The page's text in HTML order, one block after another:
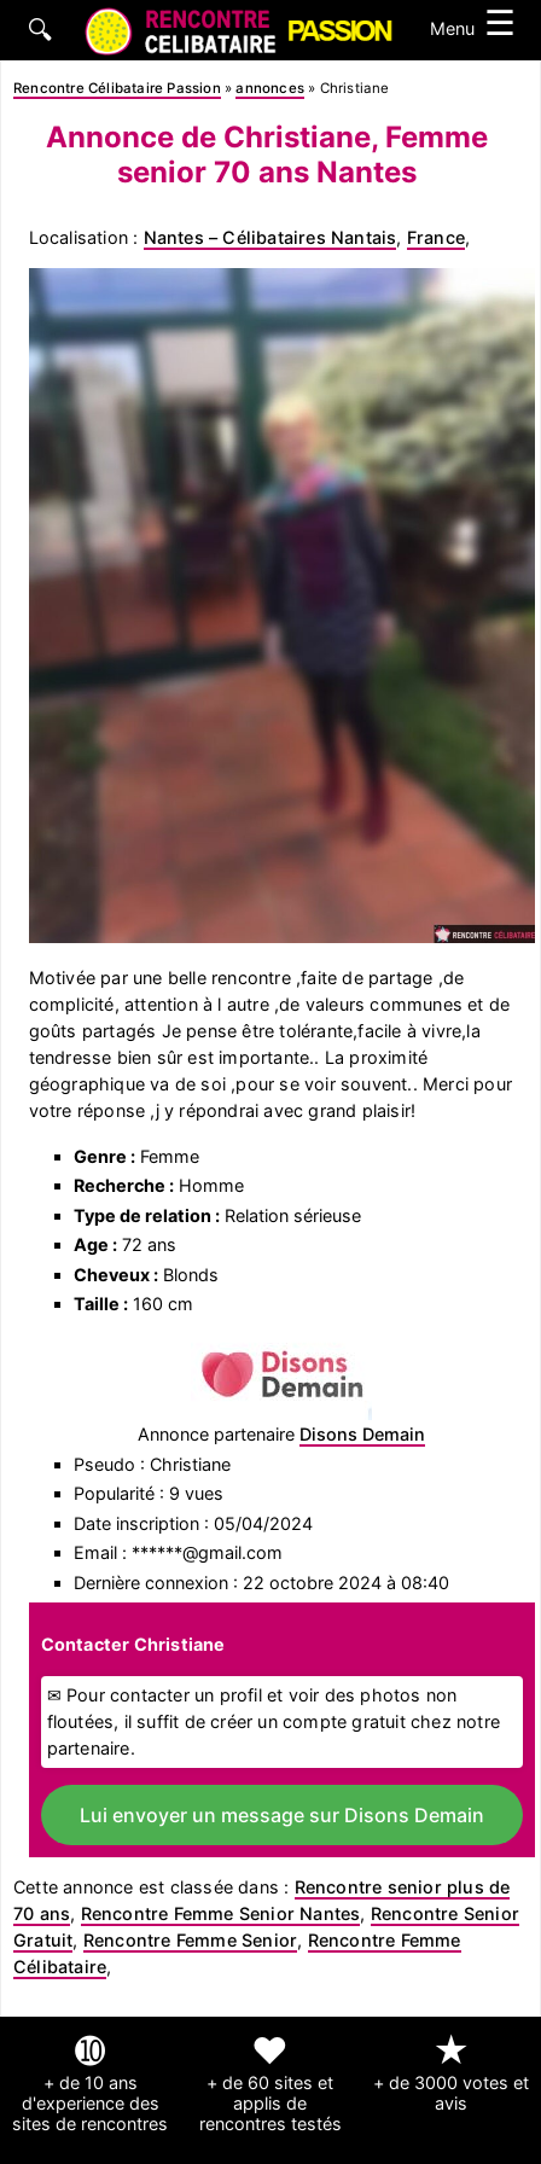
🔍 Menu ☰
Rencontre Célibataire Passion »annonces » Christiane
Annonce de Christiane, Femme
senior 70 ans Nantes
Localisation : Nantes – Célibataires Nantais, France,
Motivée par une belle rencontre ,faite de partage ,de
complicité, attention à l autre ,de valeurs communes et de
goûts partagés Je pense être tolérante,facile à vivre,la
tendresse bien sûr est importante.. La proximité
géographique va de soi ,pour se voir souvent.. Merci pour
votre réponse ,j y répondrai avec grand plaisir!
Genre :Femme
Recherche :Homme
Type de relation :Relation sérieuse
Age :72 ans
Cheveux :Blonds
Taille :160 cm
Annonce partenaire Disons Demain
Pseudo : Christiane
Popularité : 9 vues
Date inscription : 05/04/2024
Email : ******@gmail.com
Dernière connexion : 22 octobre 2024 à 08:40
Contacter Christiane
✉ Pour contacter un profil et voir des photos non
floutées, il suffit de créer un compte gratuit chez notre
partenaire.
Lui envoyer un message sur Disons Demain
Cette annonce est classée dans : Rencontre senior plus de
70 ans, Rencontre Femme Senior Nantes, Rencontre Senior
Gratuit, Rencontre Femme Senior, Rencontre Femme
Célibataire,
➓
+ de 10 ans
d'experience des
sites de rencontres
❤
+ de 60 sites et
applis de
rencontres testés
★
+ de 3000 votes et
avis